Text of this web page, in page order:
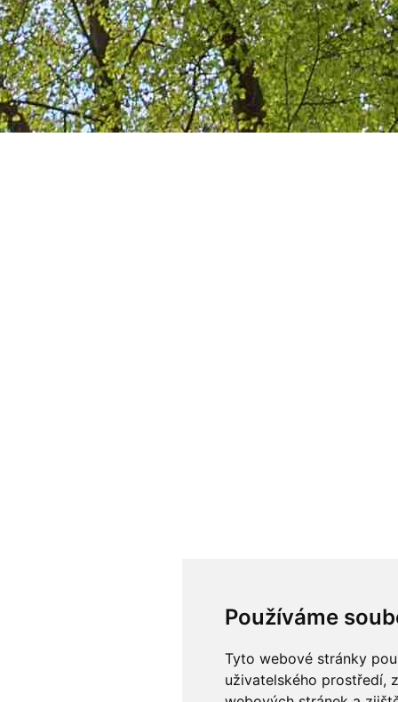
Používáme
Tyto webové stránky
uživatelského prostředí,